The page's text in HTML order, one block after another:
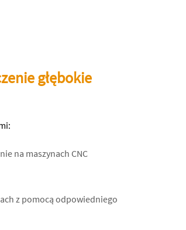
głębokie
na maszynach CNC
z pomocą odpowiedniego